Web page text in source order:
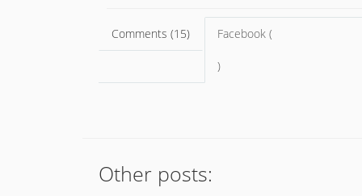
Comments (15) Facebook (
)
Other posts: